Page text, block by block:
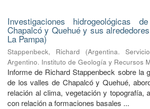
Investigaciones hidrogeológicas
Chapalcó y Quehué y sus
La Pampa)
Stappenbeck, Richard (Argentina.
Argentino. Instituto de Geología y Recursos
Informe de Richard Stappenbeck sobre la
de los valles de Chapalcó y Quehué,
relación al clima, vegetación y topografía,
con relación a formaciones basales ...